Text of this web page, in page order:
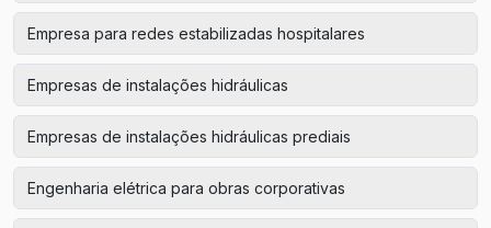
Empresa para redes estabilizadas hospitalares
Empresas de instalações hidráulicas
Empresas de instalações hidráulicas prediais
Engenharia elétrica para obras corporativas